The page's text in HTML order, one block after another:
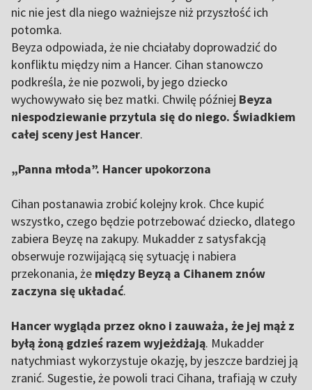
nic nie jest dla niego ważniejsze niż przyszłość ich
potomka.
Beyza odpowiada, że nie chciałaby doprowadzić do
konfliktu między nim a Hancer. Cihan stanowczo
podkreśla, że nie pozwoli, by jego dziecko
wychowywało się bez matki. Chwilę później Beyza
niespodziewanie przytula się do niego. Świadkiem
całej sceny jest Hancer.
„Panna młoda”. Hancer upokorzona
Cihan postanawia zrobić kolejny krok. Chce kupić
wszystko, czego będzie potrzebować dziecko, dlatego
zabiera Beyzę na zakupy. Mukadder z satysfakcją
obserwuje rozwijającą się sytuację i nabiera
przekonania, że między Beyzą a Cihanem znów
zaczyna się układać.
Hancer wygląda przez okno i zauważa, że jej mąż z
byłą żoną gdzieś razem wyjeżdżają. Mukadder
natychmiast wykorzystuje okazję, by jeszcze bardziej ją
zranić. Sugestie, że powoli traci Cihana, trafiają w czuły